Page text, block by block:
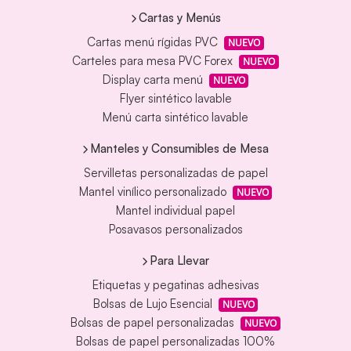
Cartas y Menús
Cartas menú rígidas PVC
NUEVO
Carteles para mesa PVC Forex NUEVO
Display carta menú NUEVO
Flyer sintético lavable
Menú carta sintético lavable
Manteles y Consumibles de Mesa
Servilletas personalizadas de papel
Mantel vinílico personalizado
NUEVO
Mantel individual papel
Posavasos personalizados
Para Llevar
Etiquetas y pegatinas adhesivas
Bolsas de Lujo Esencial
NUEVO
Bolsas de papel personalizadas NUEVO
Bolsas de papel personalizadas 100%